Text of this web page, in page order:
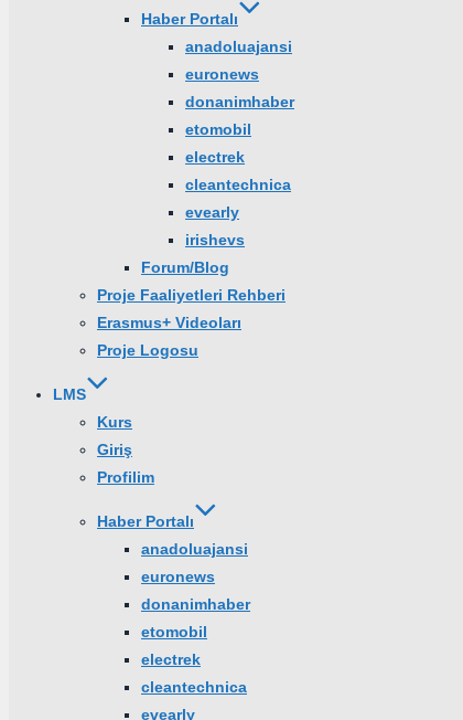
Haber Portalı
anadoluajansi
euronews
donanimhaber
etomobil
electrek
cleantechnica
evearly
irishevs
Forum/Blog
Proje Faaliyetleri Rehberi
Erasmus+ Videoları
Proje Logosu
LMS
Kurs
Giriş
Profilim
Haber Portalı
anadoluajansi
euronews
donanimhaber
etomobil
electrek
cleantechnica
evearly